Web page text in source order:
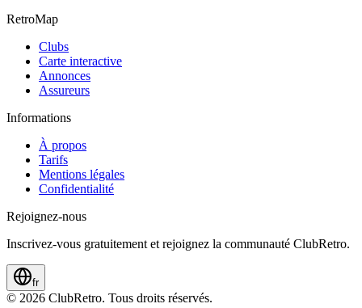
RetroMap
Clubs
Carte interactive
Annonces
Assureurs
Informations
À propos
Tarifs
Mentions légales
Confidentialité
Rejoignez-nous
Inscrivez-vous gratuitement et rejoignez la communauté ClubRetro.
fr
© 2026 ClubRetro. Tous droits réservés.